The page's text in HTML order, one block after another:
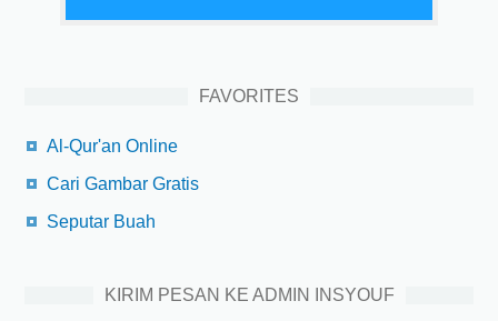
FAVORITES
Al-Qur'an Online
Cari Gambar Gratis
Seputar Buah
KIRIM PESAN KE ADMIN INSYOUF